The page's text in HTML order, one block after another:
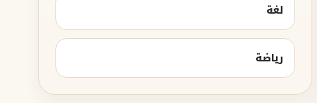
لغة
رياضة